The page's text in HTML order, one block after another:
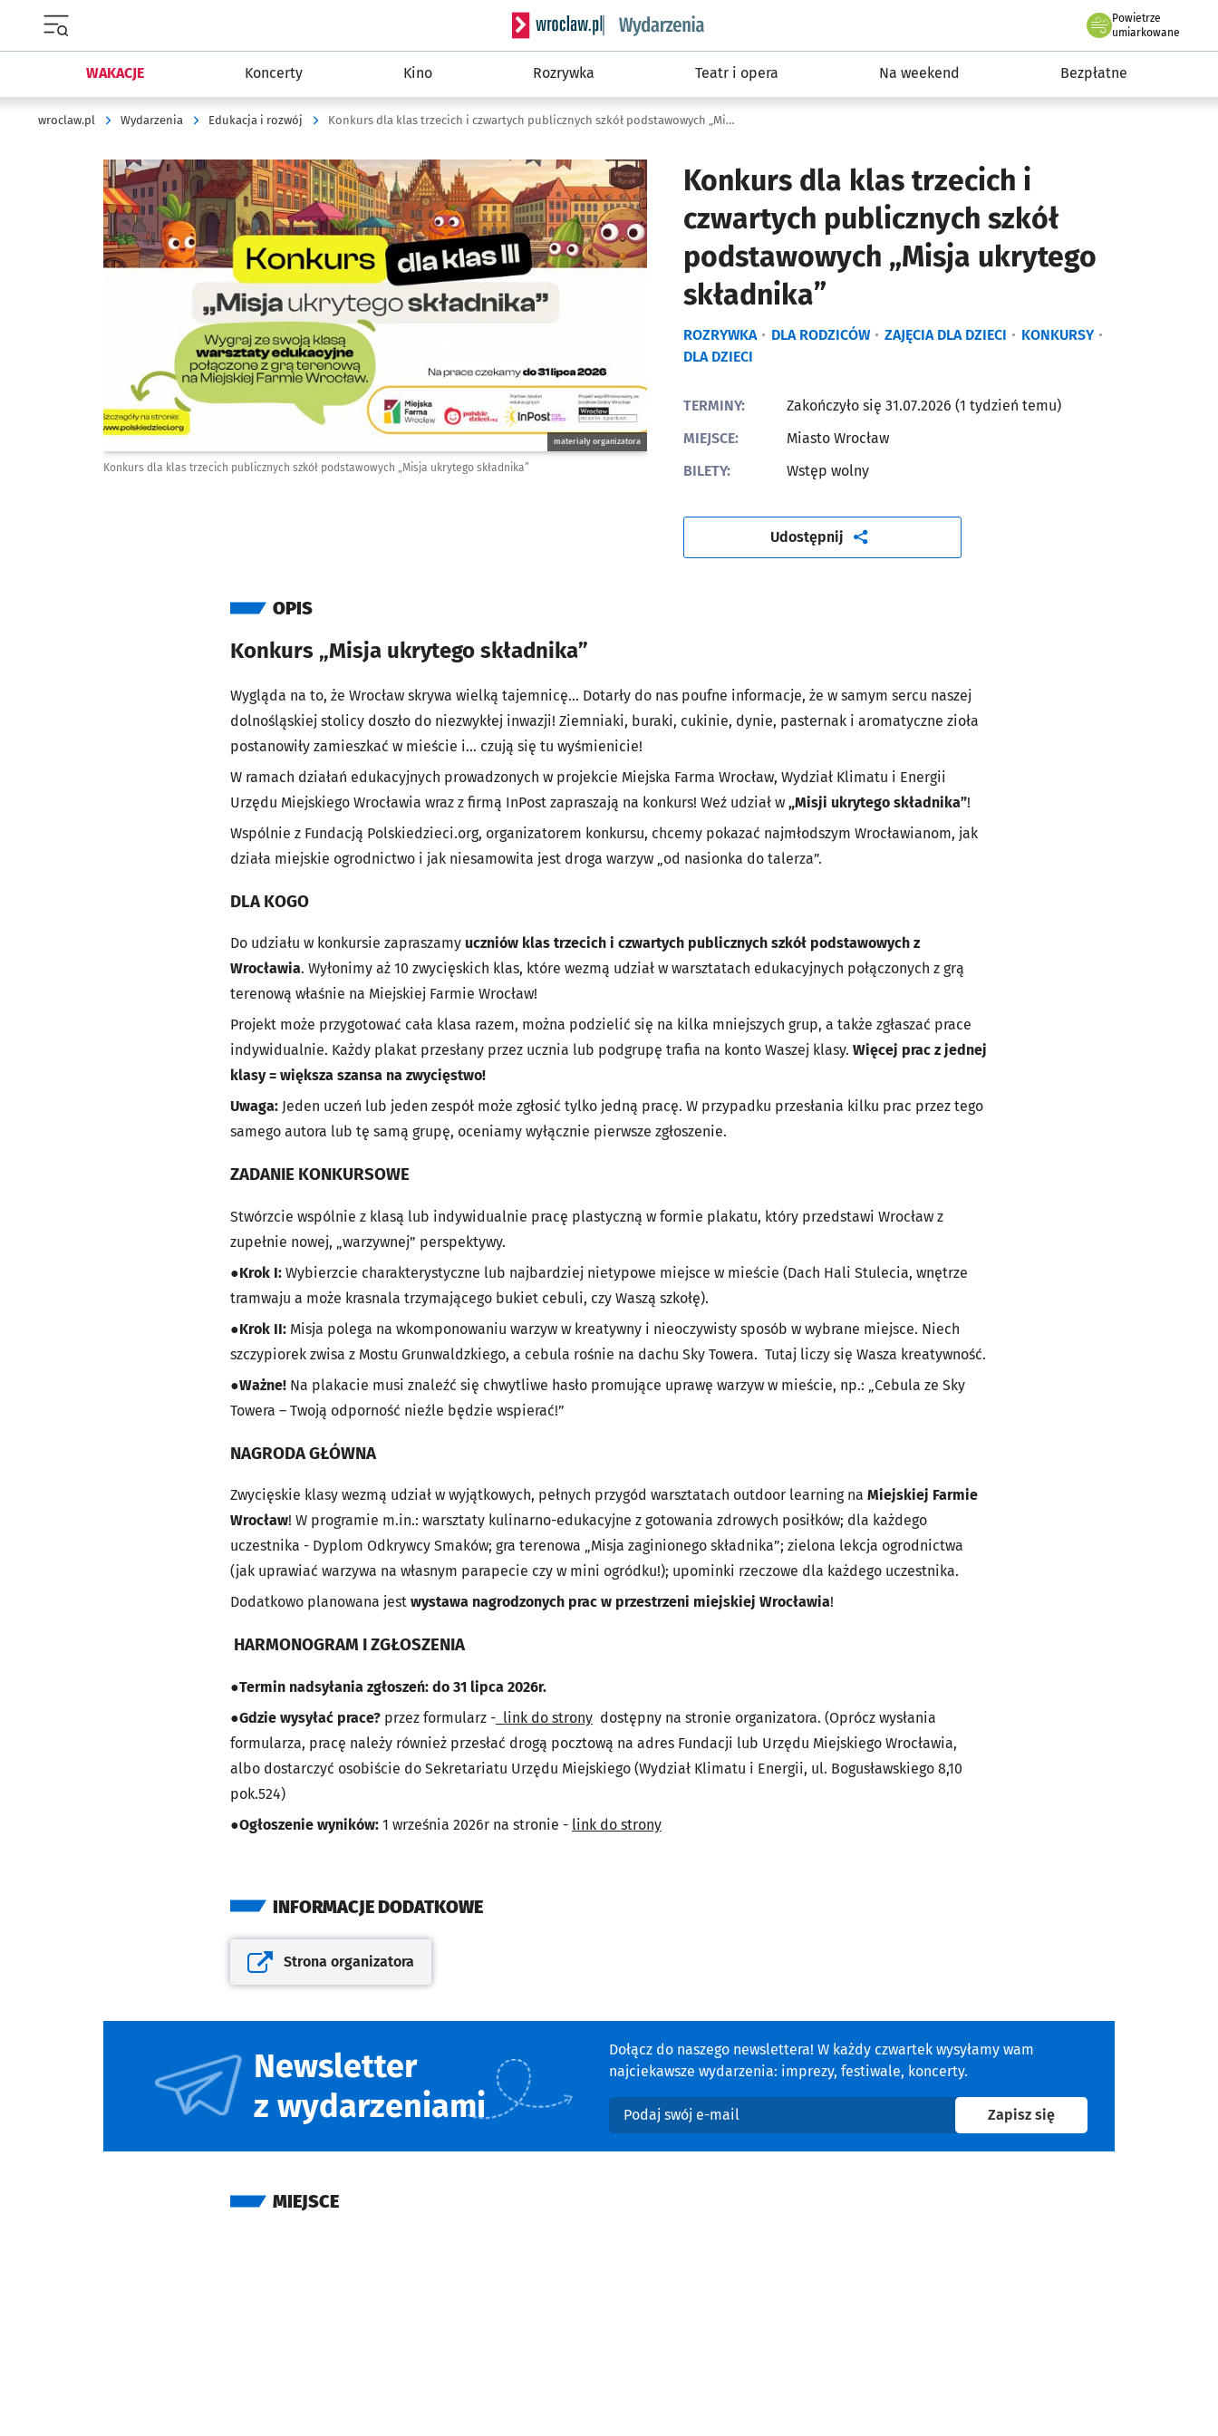
Serwis informacyjny wroclaw.pl podserwis: Wydarzenia
Powietrze
we Wrocławiu
umiarkowane
WAKACJE Koncerty Kino Rozrywka Teatr i opera Na weekend Bezpłatne
wroclaw.pl Wydarzenia Edukacja i rozwój Konkurs dla klas trzecich i czwartych publicznych szkół podstawowych „Misja ukrytego składnika”
Konkurs dla klas trzecich i
czwartych publicznych szkół
podstawowych „Misja ukrytego
składnika”
ROZRYWKA DLA RODZICÓW ZAJĘCIA DLA DZIECI
KONKURSY
DLA DZIECI
Kliknij, aby powiększyć
materiały organizatora
Konkurs dla klas trzecich publicznych szkół podstawowych „Misja ukrytego składnika”
TERMINY:
Zakończyło się 31.07.2026 (1 tydzień temu)
MIEJSCE:
Miasto Wrocław
BILETY:
Wstęp wolny
Udostępnijartykuł
OPIS
Konkurs „Misja ukrytego składnika”
Wygląda na to, że Wrocław skrywa wielką tajemnicę… Dotarły do nas poufne informacje, że w samym sercu naszej
dolnośląskiej stolicy doszło do niezwykłej inwazji! Ziemniaki, buraki, cukinie, dynie, pasternak i aromatyczne zioła
postanowiły zamieszkać w mieście i… czują się tu wyśmienicie!
W ramach działań edukacyjnych prowadzonych w projekcie Miejska Farma Wrocław, Wydział Klimatu i Energii
Urzędu Miejskiego Wrocławia wraz z firmą InPost zapraszają na konkurs! Weź udział w „Misji ukrytego składnika”!
Wspólnie z Fundacją Polskiedzieci.org, organizatorem konkursu, chcemy pokazać najmłodszym Wrocławianom, jak
działa miejskie ogrodnictwo i jak niesamowita jest droga warzyw „od nasionka do talerza”.
DLA KOGO
Do udziału w konkursie zapraszamy uczniów klas trzecich i czwartych publicznych szkół podstawowych z
Wrocławia. Wyłonimy aż 10 zwycięskich klas, które wezmą udział w warsztatach edukacyjnych połączonych z grą
terenową właśnie na Miejskiej Farmie Wrocław!
Projekt może przygotować cała klasa razem, można podzielić się na kilka mniejszych grup, a także zgłaszać prace
indywidualnie. Każdy plakat przesłany przez ucznia lub podgrupę trafia na konto Waszej klasy. Więcej prac z jednej
klasy = większa szansa na zwycięstwo!
Uwaga: Jeden uczeń lub jeden zespół może zgłosić tylko jedną pracę. W przypadku przesłania kilku prac przez tego
samego autora lub tę samą grupę, oceniamy wyłącznie pierwsze zgłoszenie.
ZADANIE KONKURSOWE
Stwórzcie wspólnie z klasą lub indywidualnie pracę plastyczną w formie plakatu, który przedstawi Wrocław z
zupełnie nowej, „warzywnej” perspektywy.
●Krok I: Wybierzcie charakterystyczne lub najbardziej nietypowe miejsce w mieście (Dach Hali Stulecia, wnętrze
tramwaju a może krasnala trzymającego bukiet cebuli, czy Waszą szkołę).
●Krok II: Misja polega na wkomponowaniu warzyw w kreatywny i nieoczywisty sposób w wybrane miejsce. Niech
szczypiorek zwisa z Mostu Grunwaldzkiego, a cebula rośnie na dachu Sky Towera. Tutaj liczy się Wasza kreatywność.
●Ważne! Na plakacie musi znaleźć się chwytliwe hasło promujące uprawę warzyw w mieście, np.:
„Cebula ze Sky
Towera – Twoją odporność nieźle będzie wspierać!”
NAGRODA GŁÓWNA
Zwycięskie klasy wezmą udział w wyjątkowych, pełnych przygód warsztatach outdoor learning na Miejskiej Farmie
Wrocław! W programie m.in.: warsztaty kulinarno-edukacyjne z gotowania zdrowych posiłków; dla każdego
uczestnika - Dyplom Odkrywcy Smaków; gra terenowa „Misja zaginionego składnika”; zielona lekcja ogrodnictwa
(jak uprawiać warzywa na własnym parapecie czy w mini ogródku!); upominki rzeczowe dla każdego uczestnika.
Dodatkowo planowana jest wystawa nagrodzonych prac w przestrzeni miejskiej Wrocławia!
HARMONOGRAM I ZGŁOSZENIA
●Termin nadsyłania zgłoszeń: do 31 lipca 2026r.
●Gdzie wysyłać prace? przez formularz - link do strony dostępny na stronie organizatora. (Oprócz wysłania
formularza, pracę należy również przesłać drogą pocztową na adres Fundacji lub Urzędu Miejskiego Wrocławia,
albo dostarczyć osobiście do Sekretariatu Urzędu Miejskiego (Wydział Klimatu i Energii, ul. Bogusławskiego 8,10
pok.524)
●Ogłoszenie wyników: 1 września 2026r na stronie - link do strony
INFORMACJE DODATKOWE
Otwiera się w nowej karcie
Strona organizatora
Newsletter
z wydarzeniami
Dołącz do naszego newslettera! W każdy czwartek wysyłamy wam
najciekawsze wydarzenia: imprezy, festiwale, koncerty.
Podaj swój e-mail
Zapisz sięna newsletter
MIEJSCE